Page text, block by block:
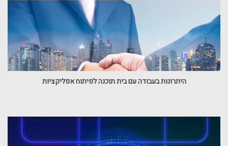
היתרונות בעבודה עם בית תוכנה לפיתוח אפליקציות